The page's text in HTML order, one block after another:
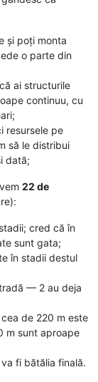
și poți monta
o parte din
ai structurile
continuu, cu
resursele pe
să le distribui
dată;
22 de
cred că în
sunt gata;
în stadii destul
— 2 au deja
de 220 m este
m sunt aproape
fi bătălia finală.